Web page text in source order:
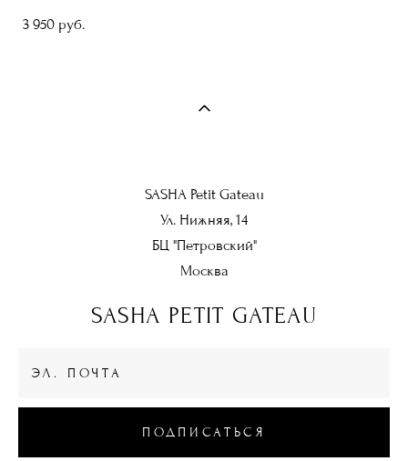
3 950 pуб.
SASHA Petit Gateau
Ул. Нижняя, 14
БЦ "Петровский"
Москва
SASHA PETIT GATEAU
ПОДПИСАТЬСЯ